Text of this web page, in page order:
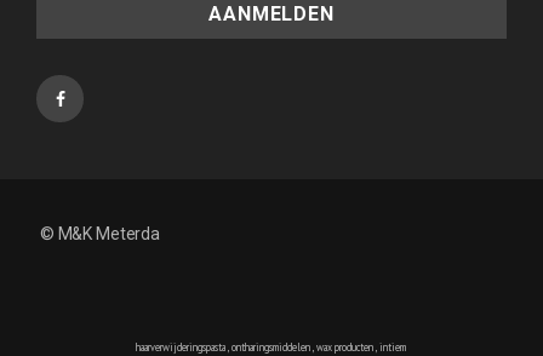
AANMELDEN
© M&K Meterda
haarverwijderingspasta,ontharingsmiddelen,wax producten,intiem